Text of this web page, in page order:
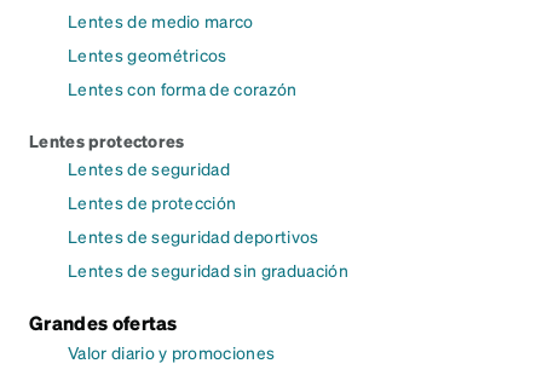
Lentes de medio marco
Lentes geométricos
Lentes con forma de corazón
Lentes protectores
Lentes de seguridad
Lentes de protección
Lentes de seguridad deportivos
Lentes de seguridad sin graduación
Grandes ofertas
Valor diario y promociones